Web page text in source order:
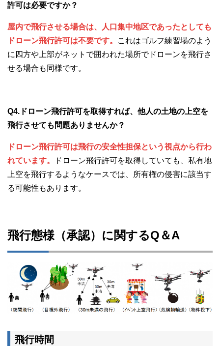
許可は必要ですか？
屋内で飛行させる場合は、人口集中地区であったとしても
ドローン飛行許可は不要です。
これはゴルフ練習場のよう
に四方や上部がネットで囲われた場所でドローンを飛行さ
せる場合も同様です。
Q4.ドローン飛行許可を取得すれば、他人の土地の上空を
飛行させても問題ありませんか？
ドローン飛行許可は飛行の安全性担保という視点から行わ
れています。
ドローン飛行許可を取得していても、私有地
上空を飛行するようなケースでは、所有権の侵害に該当す
る可能性もあります。
飛行態様（承認）に関するQ＆A
飛行時間